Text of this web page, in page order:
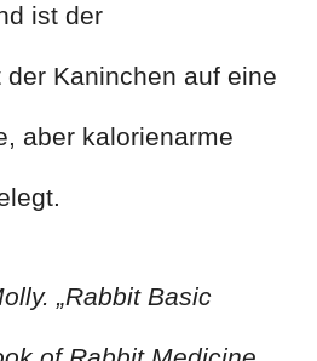
ist der
Kaninchen auf eine
aber kalorienarme
„Rabbit Basic